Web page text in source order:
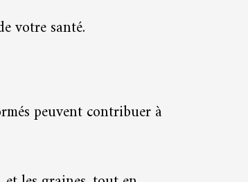
votre santé.
peuvent contribuer à